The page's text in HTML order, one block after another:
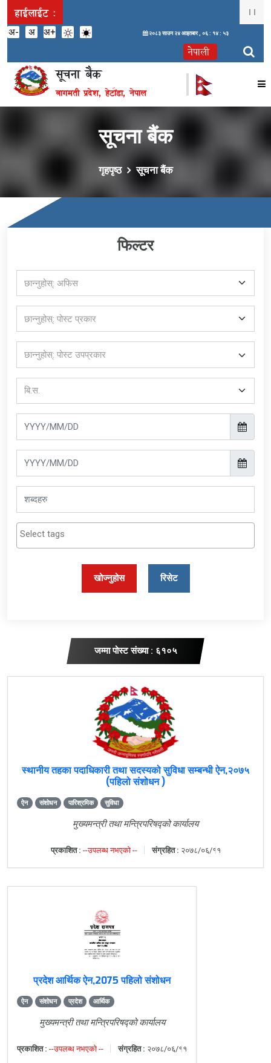
हाईलाईट :
अ- अ अ+ २०८३ साउन २४ आइतबार , ०६ : १४ : ५४
सूचना बैंक
बागमती प्रदेश, हेटौंडा, नेपाल
सूचना बैंक
गृहपृष्ठ सूचना बैंक
फिल्टर
खोज्नुहोस रिसेट
जम्मा पोस्ट संख्या : ६१०५
स्थानीय तहका पदाधिकारी तथा सदस्यको सुविधा सम्बन्धी ऐन,२०७५
(पहिलो संशोधन )
ऐन संशोधन पारिश्रमिक सुविधा
मुख्यमन्त्री तथा मन्त्रिपरिषद्को कार्यालय
प्रकाशित : --उपलब्ध नभएको -- संग्रहित : २०७८/०६/११
प्रदेश आर्थिक ऐन,2075 पहिलो संशोधन
ऐन संशोधन प्रदेश आर्थिक
मुख्यमन्त्री तथा मन्त्रिपरिषद्को कार्यालय
प्रकाशित : --उपलब्ध नभएको -- संग्रहित : २०७८/०६/११